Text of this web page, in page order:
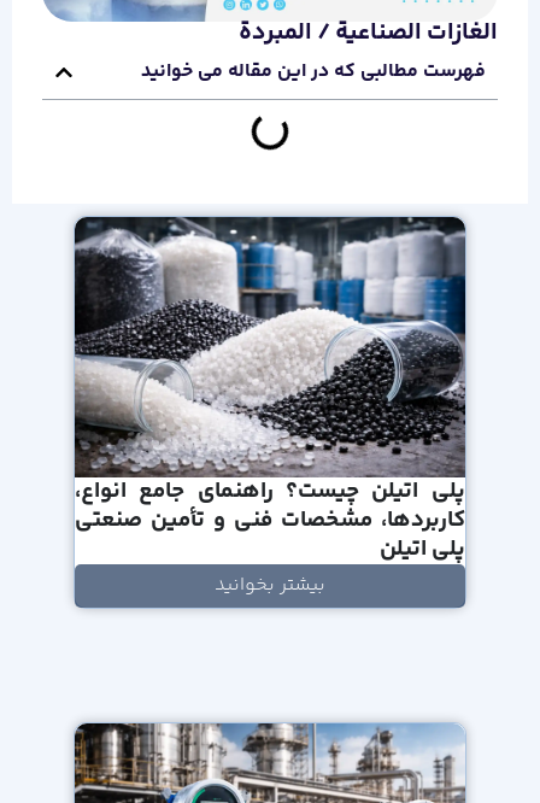
الغازات الصناعية / المبردة
فهرست مطالبی که در این مقاله می خوانید
پلی اتیلن چیست؟ راهنمای جامع انواع،
کاربردها، مشخصات فنی و تأمین صنعتی
پلی اتیلن
بیشتر بخوانید